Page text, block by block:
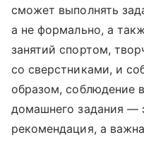
сможет выполнять
а не формально, а
занятий спортом,
со сверстниками, и
образом, соблюдение
домашнего задания —
рекомендация, а